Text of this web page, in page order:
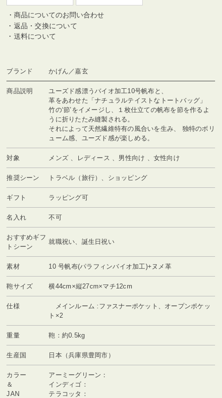
商品についてのお問い合わせ
返品・交換について
送料について
ブランド かげん／嘉玄
商品説明
ユーズド感漂うバイオ加工10号帆布と、
革をあわせた「ナチュラルテイストなトートバッグ」
竹の‘節’をイメージし、１枚仕立ての帆布を節を作るよ
うに折りたたみ縫製される。
それによって天然繊維特有の風合いを生み、 独特のボリ
ューム感、ユーズド感が楽しめる。
対象 メンズ 、レディース 、男性向け 、女性向け
推奨シーン トラベル（旅行）、ショッピング
ギフト ラッピング可
名入れ 不可
おすすめギフ
トシーン
就職祝い、誕生日祝い
素材 10 号帆布(パラフィンバイオ加工)+ヌメ革
鞄サイズ 横44cm×縦27cm×マチ12cm
仕様
メインルーム :ファスナーポケット、オープンポケッ
ト×2
重量 鞄：約0.5kg
生産国 日本（兵庫県豊岡市）
カラー
＆
JAN
アーミーグリーン：
インディゴ：
テラコッタ：